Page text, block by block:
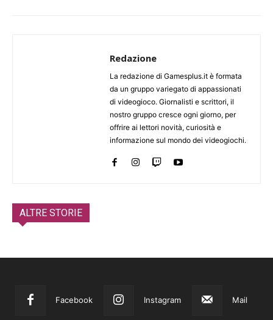
Redazione
La redazione di Gamesplus.it è formata
da un gruppo variegato di appassionati
di videogioco. Giornalisti e scrittori, il
nostro gruppo cresce ogni giorno, per
offrire ai lettori novità, curiosità e
informazione sul mondo dei videogiochi.
ALTRE STORIE
Facebook Instagram Mail